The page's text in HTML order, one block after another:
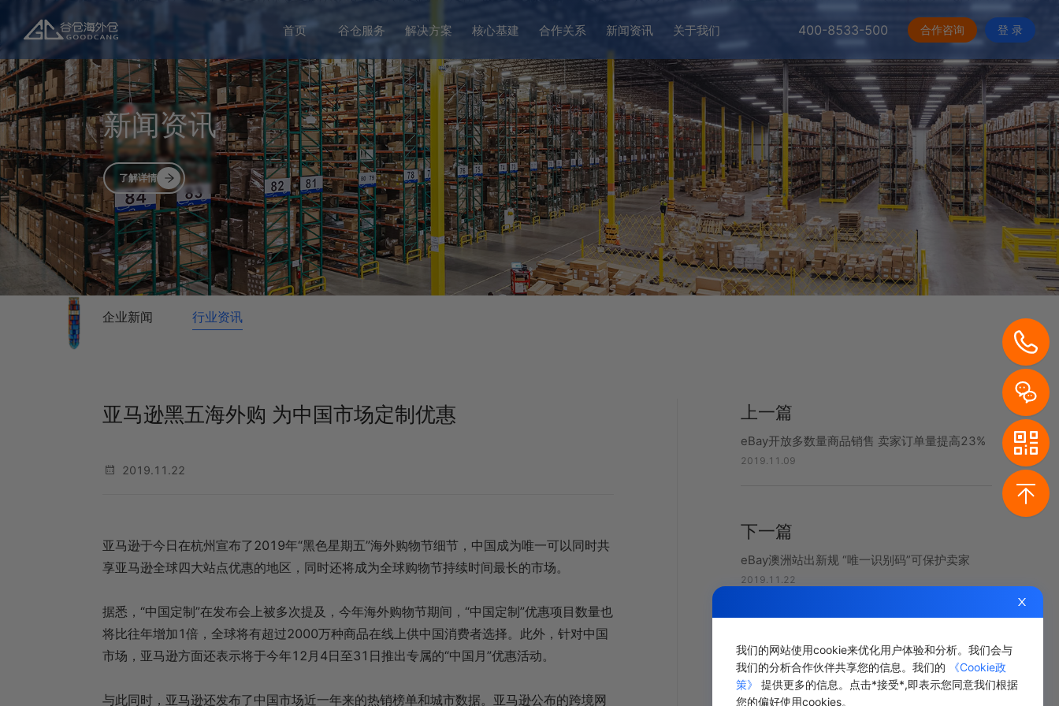
我们的网站使用cookie来优化用户体验和分析。我们会与
我们的分析合作伙伴共享您的信息。我们的
《Cookie政
策》
提供更多的信息。点击*接受*,即表示您同意我们根据
您的偏好使用cookies。
首页 谷仓服务 解决方案 核心基建 合作关系 新闻资讯 关于我们 400-8533-500 合作咨询 登 录
新闻资讯
了解详情
企业新闻 行业资讯
亚马逊黑五海外购 为中国市场定制优惠
2019.11.22
亚马逊于今日在杭州宣布了2019年“黑色星期五”海外购物节细节，中国成为唯一可以同时共
享亚马逊全球四大站点优惠的地区，同时还将成为全球购物节持续时间最长的市场。
据悉，“中国定制”在发布会上被多次提及，今年海外购物节期间，“中国定制”优惠项目数量也
将比往年增加1倍，全球将有超过2000万种商品在线上供中国消费者选择。此外，针对中国
市场，亚马逊方面还表示将于今年12月4日至31日推出专属的“中国月”优惠活动。
与此同时，亚马逊还发布了中国市场近一年来的热销榜单和城市数据。亚马逊公布的跨境网
上一篇
eBay开放多数量商品销售 卖家订单量提高23%
2019.11.09
下一篇
eBay澳洲站出新规 “唯一识别码”可保护卖家
2019.11.22
相关推荐